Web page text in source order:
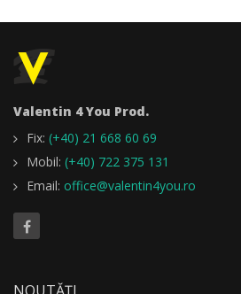
Valentin 4 You Prod.
Fix: (+40) 21 668 60 69
Mobil: (+40) 722 375 131
Email: office@valentin4you.ro
NOUTĂȚI